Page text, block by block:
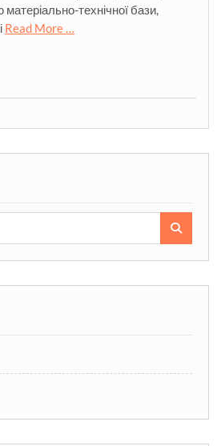
технічної бази,
Read More …